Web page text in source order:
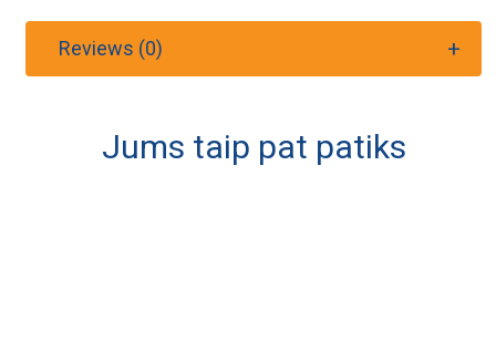
montavimo šablonas.
Reviews (0)
Jums taip pat patiks